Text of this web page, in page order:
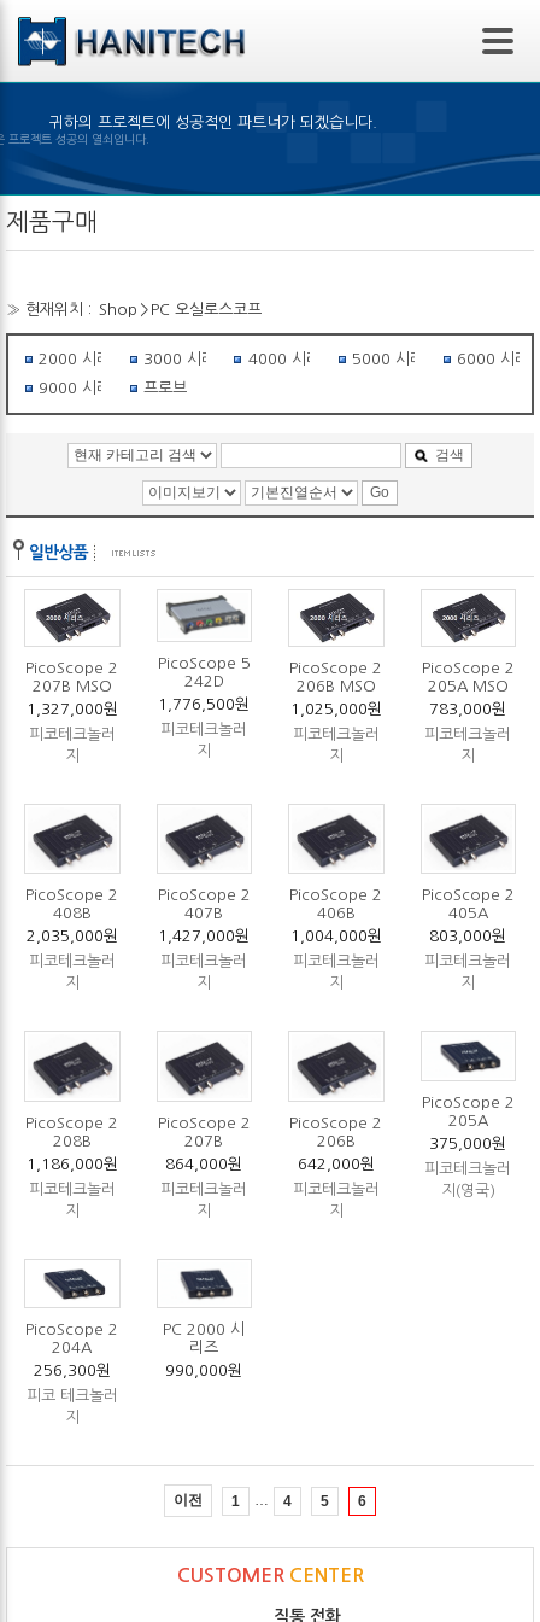
본문 바로가기
귀하의 프로젝트에 성공적인 파트너가 되겠습니다.
의 선택은 프로젝트 성공의 열쇠입니다.
제품구매
» 현재위치 : Shop > PC 오실로스코프
2000 시리즈 3000 시리즈 4000 시리즈 5000 시리즈
6000 시리
9000 시리즈
프로브
검색
PicoScope 2
207B MSO
1,327,000원
피코테크놀러
지
PicoScope 5
242D
1,776,500원
피코테크놀러
지
PicoScope 2
206B MSO
1,025,000원
피코테크놀러
지
PicoScope 2
205A MSO
783,000원
피코테크놀러
지
PicoScope 2
408B
2,035,000원
피코테크놀러
지
PicoScope 2
407B
1,427,000원
피코테크놀러
지
PicoScope 2
406B
1,004,000원
피코테크놀러
지
PicoScope 2
405A
803,000원
피코테크놀러
지
PicoScope 2
208B
1,186,000원
피코테크놀러
지
PicoScope 2
207B
864,000원
피코테크놀러
지
PicoScope 2
206B
642,000원
피코테크놀러
지
PicoScope 2
205A
375,000원
피코테크놀러
지(영국)
PicoScope 2
204A
256,300원
피코 테크놀러
지
PC 2000 시
리즈
990,000원
이전 1 … 4 5 6
CUSTOMER CENTER
직통 전화